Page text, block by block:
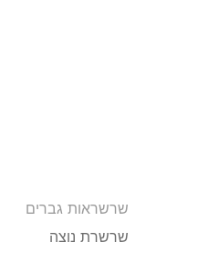
שרשראות גברים
שרשרת נוצה